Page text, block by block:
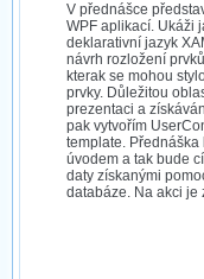
V přednášce
WPF aplikací. Ukáži
deklarativní jazyk
návrh rozložení
kterak se mohou
prvky. Důležitou
prezentaci a
pak vytvořím
template. Přednáška
úvodem a tak bude
daty získanými
databáze. Na akci je